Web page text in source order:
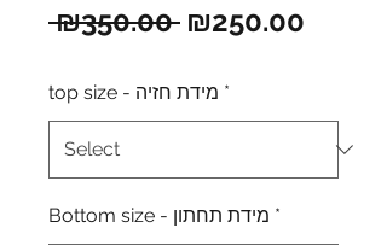
₪350.00 Regular
₪250.00
top size - מידת חזיה *
Bottom size - מידת תחתון *